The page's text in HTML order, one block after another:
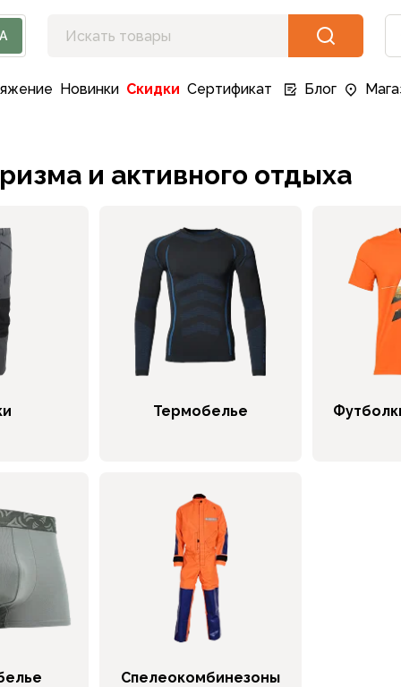
Новинки Скидки Сертификат Блог
и активного отдыха
Термобелье
Спелеокомбинезоны